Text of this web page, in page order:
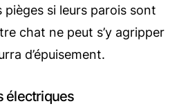
si leurs parois sont
chat ne peut s’y agripper
d’épuisement.
électriques